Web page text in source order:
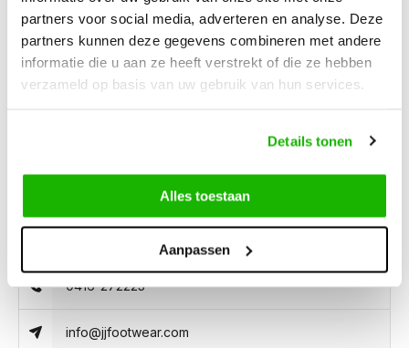
partners voor social media, adverteren en analyse. Deze
partners kunnen deze gegevens combineren met andere
informatie die u aan ze heeft verstrekt of die ze hebben
verzameld op basis van uw gebruik van hun services.
Details tonen
Alles toestaan
Aanpassen
The Cortez ankle boot for narrow feet is also available in an
asphalt-colored variant, featuring double elastic and crafted
Can we help?
0416-272223
info@jjfootwear.com